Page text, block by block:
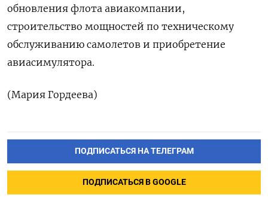
обновления флота авиакомпании,
строительство мощностей по техническому
обслуживанию самолетов и приобретение
авиасимулятора.
(Мария Гордеева)
ПОДПИСАТЬСЯ НА ТЕЛЕГРАМ
ПОДПИСАТЬСЯ В GOOGLE